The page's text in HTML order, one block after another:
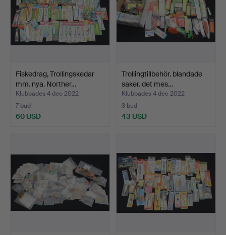
Fiskedrag, Trollingskedar
mm. nya. Norther…
Klubbades 4 dec 2022
7 bud
60 USD
Trollingtillbehör. blandade
saker. det mes…
Klubbades 4 dec 2022
3 bud
43 USD